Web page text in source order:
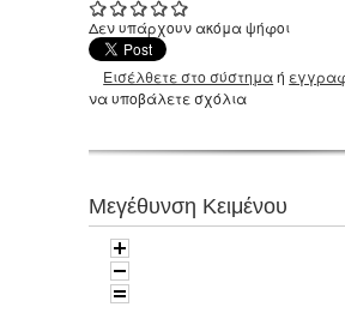
Δεν υπάρχουν ακόμα ψήφοι
Εισέλθετε στο σύστημαή
να υποβάλετε σχόλια
Μεγέθυνση Κειμένου